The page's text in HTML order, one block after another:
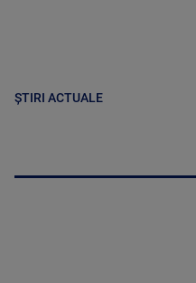
ȘTIRI ACTUALE